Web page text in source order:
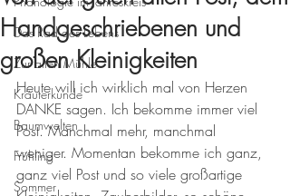
Das Rad des Lebens
Zur alten Mühle
Kräuterkunde
Baumwelten
Frühling
Sommer
Handgeschriebenen und
großen Kleinigkeiten
Heute will ich wirklich mal von Herzen
DANKE sagen. Ich bekomme immer viel
Post. Manchmal mehr, manchmal
weniger. Momentan bekomme ich ganz,
ganz viel Post und so viele großartige